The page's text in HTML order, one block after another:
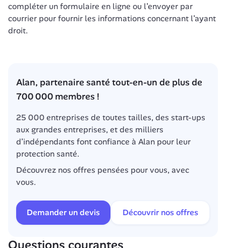
compléter un formulaire en ligne ou l’envoyer par
courrier pour fournir les informations concernant l’ayant
droit.
Alan, partenaire santé tout-en-un de plus de
700 000 membres !
25 000 entreprises de toutes tailles, des start-ups
aux grandes entreprises, et des milliers
d’indépendants font confiance à Alan pour leur
protection santé.
Découvrez nos offres pensées pour vous, avec
vous.
Demander un devis Découvrir nos offres
Questions courantes